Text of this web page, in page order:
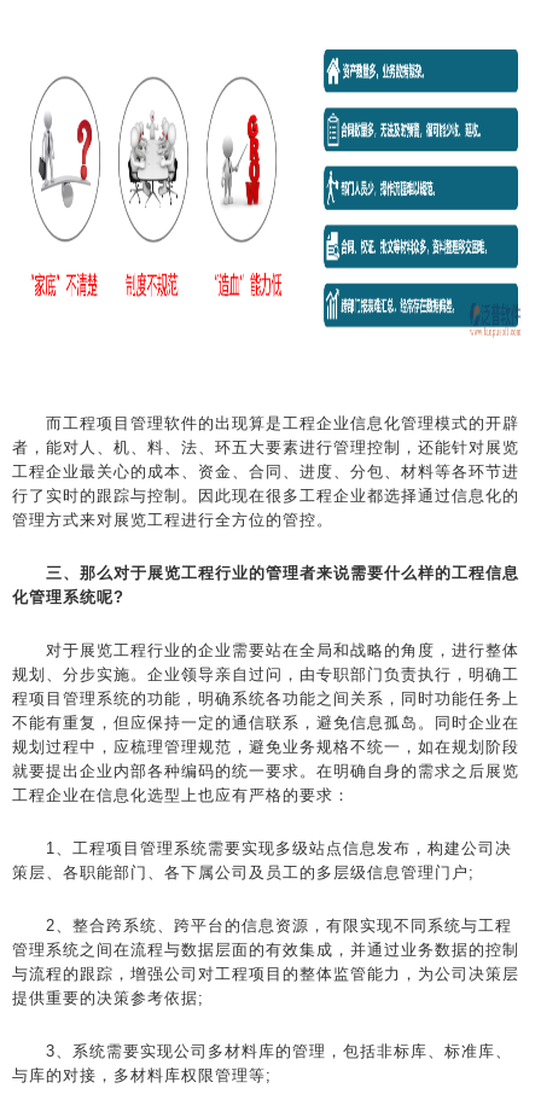
而工程项目管理软件的出现算是工程企业信息化管理模式的开辟
者，能对人、机、料、法、环五大要素进行管理控制，还能针对展览
工程企业最关心的成本、资金、合同、进度、分包、材料等各环节进
行了实时的跟踪与控制。因此现在很多工程企业都选择通过信息化的
管理方式来对展览工程进行全方位的管控。
三、那么对于展览工程行业的管理者来说需要什么样的工程信息
化管理系统呢?
对于展览工程行业的企业需要站在全局和战略的角度，进行整体
规划、分步实施。企业领导亲自过问，由专职部门负责执行，明确工
程项目管理系统的功能，明确系统各功能之间关系，同时功能任务上
不能有重复，但应保持一定的通信联系，避免信息孤岛。同时企业在
规划过程中，应梳理管理规范，避免业务规格不统一，如在规划阶段
就要提出企业内部各种编码的统一要求。在明确自身的需求之后展览
工程企业在信息化选型上也应有严格的要求：
1、工程项目管理系统需要实现多级站点信息发布，构建公司决
策层、各职能部门、各下属公司及员工的多层级信息管理门户;
2、整合跨系统、跨平台的信息资源，有限实现不同系统与工程
管理系统之间在流程与数据层面的有效集成，并通过业务数据的控制
与流程的跟踪，增强公司对工程项目的整体监管能力，为公司决策层
提供重要的决策参考依据;
3、系统需要实现公司多材料库的管理，包括非标库、标准库、
与库的对接，多材料库权限管理等;